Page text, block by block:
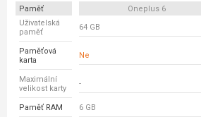
Paměť Oneplus 6
Uživatelská
paměť
64 GB
Paměťová
karta
Ne
Maximální
velikost karty
-
Paměť RAM 6 GB